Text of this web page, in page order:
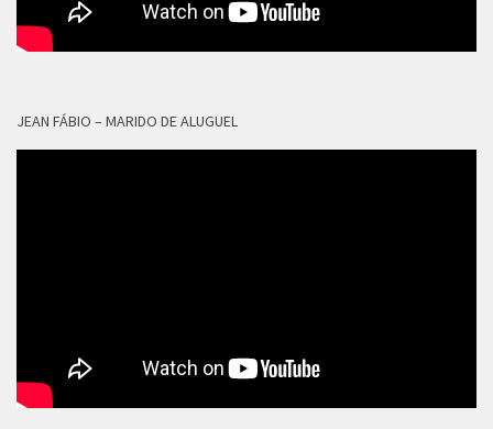
JEAN FÁBIO – MARIDO DE ALUGUEL